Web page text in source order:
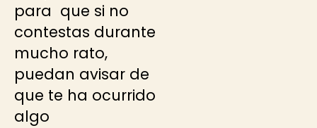
para que si no
contestas durante
mucho rato,
puedan avisar de
que te ha ocurrido
algo